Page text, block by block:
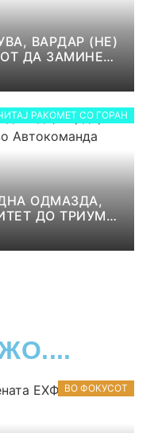
ВАРДАР (НЕ)
ДА ЗАМИНЕ
РАКОМЕТ СО ГОРАН
ОДМАЗДА,
ДО ТРИУМФ
ВО ФОКУСОТ